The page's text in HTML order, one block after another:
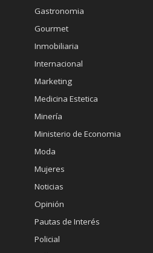
Gastronomia
Gourmet
Inmobiliaria
Internacional
Marketing
Medicina Estetica
Minería
Ministerio de Economia
Moda
Mujeres
Noticias
Opinión
Pautas de Interés
Policial